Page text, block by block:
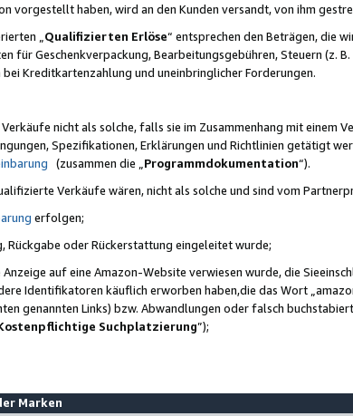
vorgestellt haben, wird an den Kunden versandt, von ihm
„ Qualifizierten Erlöse“ entsprechen den Beträgen, die
für Geschenkverpackung, Bearbeitungsgebühren, Steuern (z.
Kreditkartenzahlung und uneinbringlicher Forderungen.
nicht als solche, falls sie im Zusammenhang mit einem
Spezifikationen, Erklärungen und Richtlinien getätigt
(zusammen die „ Programmdokumentation“).
Verkäufe wären, nicht als solche und sind vom
erfolgen;
Rückgabe oder Rückerstattung eingeleitet wurde;
auf eine Amazon-Website verwiesen wurde, die
Identifikatoren käuflich erworben haben,die das Wort
genannten Links) bzw. Abwandlungen oder falsch
Suchplatzierung”);
Marken